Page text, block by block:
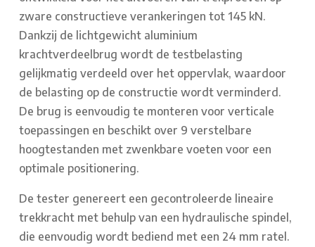
zware constructieve verankeringen tot 145 kN.
Dankzij de lichtgewicht aluminium
krachtverdeelbrug wordt de testbelasting
gelijkmatig verdeeld over het oppervlak, waardoor
de belasting op de constructie wordt verminderd.
De brug is eenvoudig te monteren voor verticale
toepassingen en beschikt over 9 verstelbare
hoogtestanden met zwenkbare voeten voor een
optimale positionering.
De tester genereert een gecontroleerde lineaire
trekkracht met behulp van een hydraulische spindel,
die eenvoudig wordt bediend met een 24 mm ratel.